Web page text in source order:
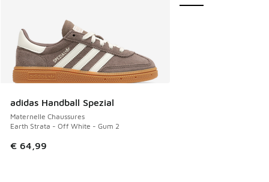
adidas Handball Spezial
Maternelle Chaussures
Earth Strata - Off White - Gum 2
€ 64,99